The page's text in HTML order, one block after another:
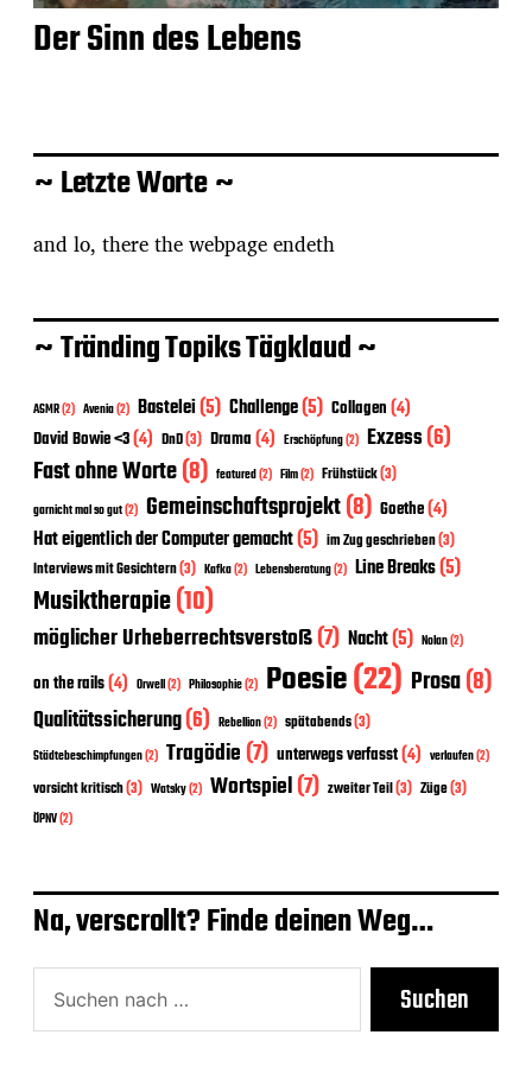
Der Sinn des Lebens
~ Letzte Worte ~
and lo, there the webpage endeth
~ Tränding Topiks Tägklaud ~
ASMR(2) Avenia(2) Bastelei(5) Challenge(5) Collagen(4)
David Bowie <3(4) DnD(3) Drama(4) Erschöpfung(2) Exzess(6)
Fast ohne Worte(8) featured(2) Film(2) Frühstück(3)
garnicht mal so gut(2) Gemeinschaftsprojekt(8) Goethe(4)
Hat eigentlich der Computer gemacht(5) im Zug geschrieben(3)
Interviews mit Gesichtern(3) Kafka(2) Lebensberatung(2) Line Breaks(5)
Musiktherapie(10)
möglicher Urheberrechtsverstoß(7) Nacht(5) Nolan(2)
on the rails(4) Orwell(2) Philosophie(2) Poesie(22) Prosa(8)
Qualitätssicherung(6) Rebellion(2) spätabends(3)
Städtebeschimpfungen(2) Tragödie(7) unterwegs verfasst(4) verlaufen(2)
vorsicht kritisch(3) Watsky(2) Wortspiel(7) zweiter Teil(3) Züge(3)
ÖPNV(2)
Na, verscrollt? Finde deinen Weg…
Suchen